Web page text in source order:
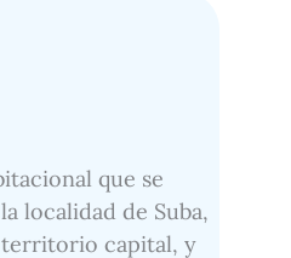
que se
localidad de Suba,
territorio capital, y